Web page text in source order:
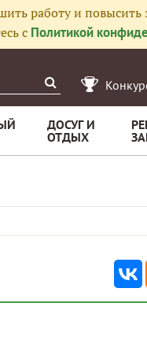
работу и повысить
с Политикой
ДОСУГ И
ОТДЫХ